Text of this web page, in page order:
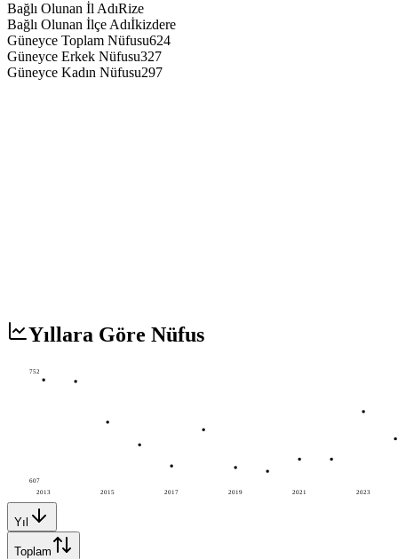
Bağlı Olunan İl AdıRize
Bağlı Olunan İlçe Adıİkizdere
Güneyce Toplam Nüfusu624
Güneyce Erkek Nüfusu327
Güneyce Kadın Nüfusu297
Yıllara Göre Nüfus
2013 2015 2017 2019 2021 2023
752
607
Yıl
Toplam